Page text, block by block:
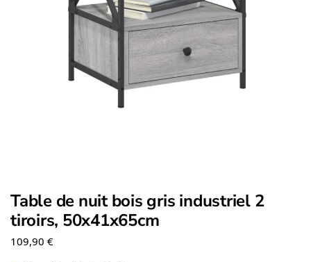
Table de nuit bois gris industriel 2
tiroirs, 50x41x65cm
109,90 €